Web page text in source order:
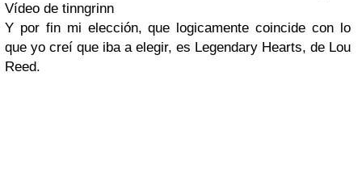
Vídeo de tinngrinn
Y por fin mi elección, que logicamente coincide con lo
que yo creí que iba a elegir, es Legendary Hearts, de Lou
Reed.